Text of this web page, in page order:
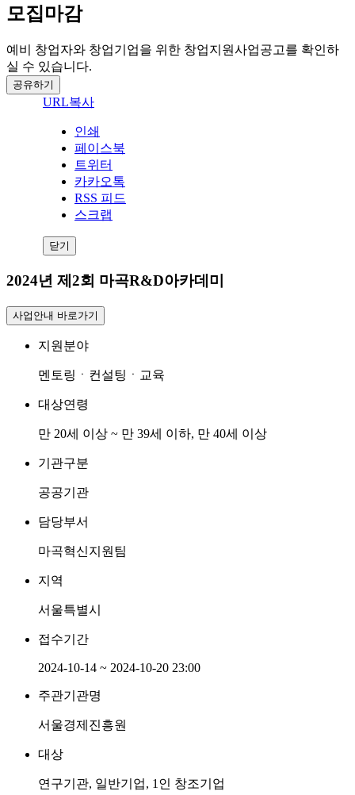
모집마감
예비 창업자와 창업기업을 위한 창업지원사업공고를 확인하
실 수 있습니다.
공유하기
URL복사
인쇄
페이스북
트위터
카카오톡
RSS 피드
스크랩
닫기
2024년 제2회 마곡R&D아카데미
사업안내 바로가기
지원분야
멘토링ㆍ컨설팅ㆍ교육
대상연령
만 20세 이상 ~ 만 39세 이하, 만 40세 이상
기관구분
공공기관
담당부서
마곡혁신지원팀
지역
서울특별시
접수기간
2024-10-14 ~ 2024-10-20 23:00
주관기관명
서울경제진흥원
대상
연구기관, 일반기업, 1인 창조기업